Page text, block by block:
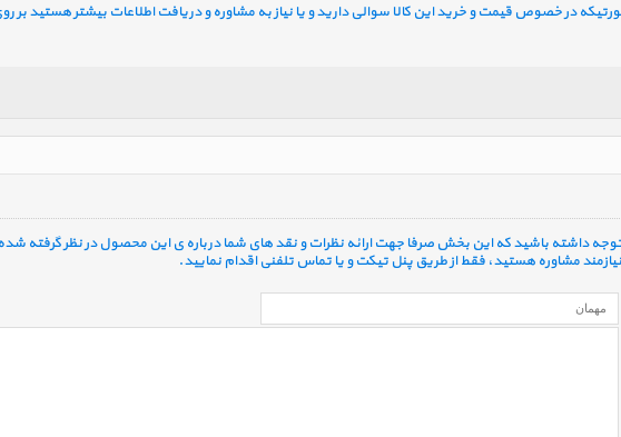
در خصوص قیمت و خرید این کالا سوالی دارید و یا نیاز به مشاوره و دریافت اطلاعات بیشتر هستید بر
توجه داشته باشید که این بخش صرفا جهت ارائه نظرات و نقد های شما درباره ی این محصول در نظر گرفته
مشاوره هستید، فقط از طریق پنل تیکت و یا تماس تلفنی اقدام نمایید.